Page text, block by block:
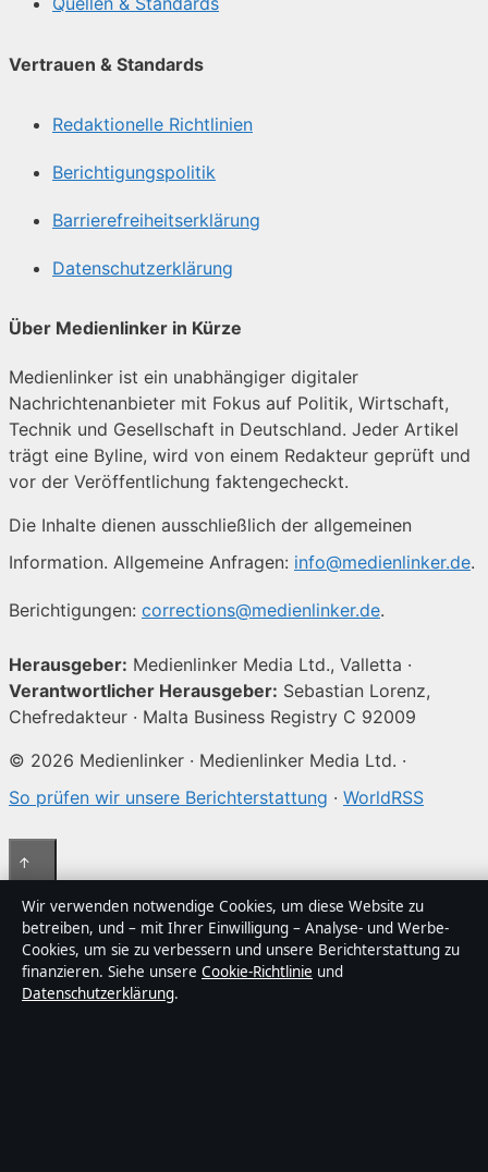
Vertrauen & Standards
Redaktionelle Richtlinien
Berichtigungspolitik
Barrierefreiheitserklärung
Datenschutzerklärung
Über Medienlinker in Kürze
Medienlinker ist ein unabhängiger digitaler
Nachrichtenanbieter mit Fokus auf Politik, Wirtschaft,
Technik und Gesellschaft in Deutschland. Jeder Artikel
trägt eine Byline, wird von einem Redakteur geprüft und
vor der Veröffentlichung faktengecheckt.
Die Inhalte dienen ausschließlich der allgemeinen
Information. Allgemeine Anfragen: info@medienlinker.de.
Berichtigungen: corrections@medienlinker.de.
Herausgeber: Medienlinker Media Ltd., Valletta ·
Verantwortlicher Herausgeber: Sebastian Lorenz,
Chefredakteur · Malta Business Registry C 92009
© 2026 Medienlinker · Medienlinker Media Ltd. ·
So prüfen wir unsere Berichterstattung · WorldRSS
Wir verwenden notwendige Cookies, um diese Website zu
betreiben, und – mit Ihrer Einwilligung – Analyse- und Werbe-
Cookies, um sie zu verbessern und unsere Berichterstattung zu
finanzieren. Siehe unsere Cookie-Richtlinie und
Datenschutzerklärung.
↑